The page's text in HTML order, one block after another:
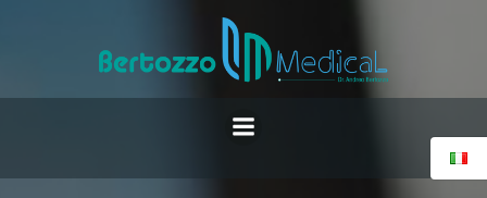
al
contenuto